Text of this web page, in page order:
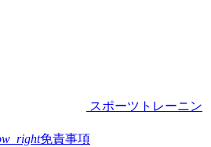
スポーツトレーニン
免責事項